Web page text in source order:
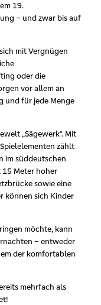
19.
– und zwar bis auf
mit Vergnügen
oder die
vor allem an
und für jede Menge
„Sägewerk“. Mit
zählt
im süddeutschen
15 Meter hoher
sowie eine
können sich Kinder
möchte, kann
– entweder
der komfortablen
mehrfach als